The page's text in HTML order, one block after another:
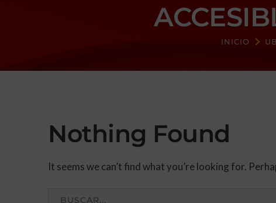
INICIO
Nothing Found
It seems we can’t find what you’re looking for.